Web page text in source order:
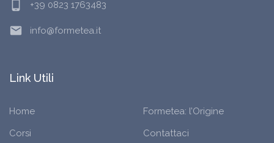
phone_android +39 0823 1763483
email info@formetea.it
Link Utili
Home
Formetea: l’Origine
Corsi
Contattaci